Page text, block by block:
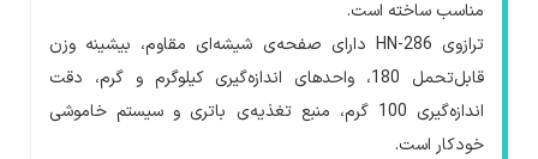
مناسب ساخته است.
ترازوی
دارای صفحهی شیشه‌ای مقاوم، بیشینه وزن
قابل‌تحمل 180، واحدهای اندازه‌گیری کیلوگرم و گرم، دقت
اندازه‌گیری 100 گرم، منبع تغذیه‌ی باتری و سیستم خاموشی
خودکار است.